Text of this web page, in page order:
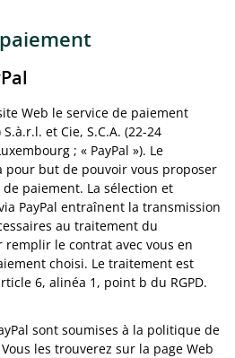
Web le service de paiement
et Cie, S.C.A. (22-24
; « PayPal »). Le
pour but de pouvoir vous proposer
paiement. La sélection et
PayPal entraînent la transmission
au traitement du
le contrat avec vous en
choisi. Le traitement est
6, alinéa 1, point b du RGPD.
sont soumises à la politique de
les trouverez sur la page Web